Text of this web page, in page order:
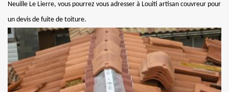
Neuille Le Lierre, vous pourrez vous adresser à Louiti artisan couvreur pour
un devis de fuite de toiture.